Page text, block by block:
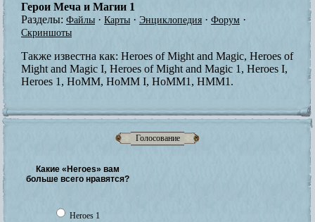
Голосование
Какие «Heroes» вам
больше всего нравятся?
Heroes 1
Герои Меча и Магии 1
Разделы: Файлы · Карты · Энциклопедия · Форум ·
Скриншоты
Также известна как: Heroes of Might and Magic, Heroes of
Might and Magic I, Heroes of Might and Magic 1, Heroes I,
Heroes 1, HoMM, HoMM I, HoMM1, HMM1.